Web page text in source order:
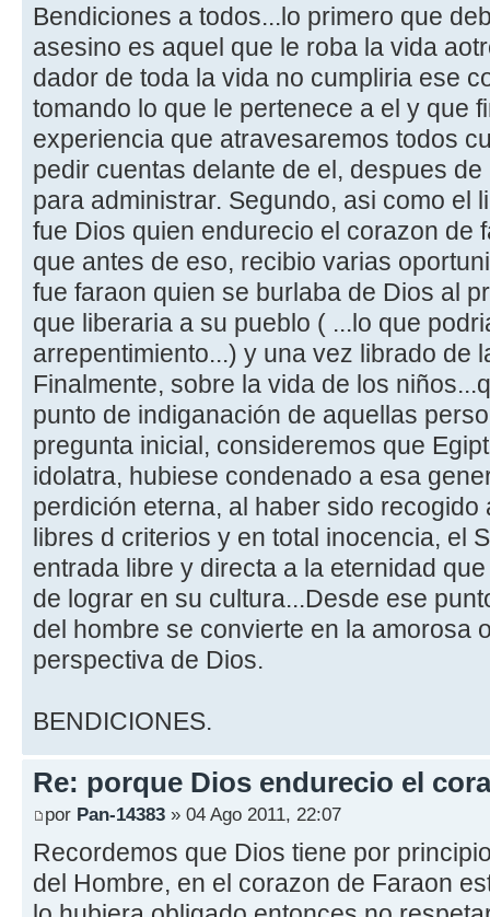
Bendiciones a todos...lo primero que
asesino es aquel que le roba la vida
dador de toda la vida no cumpliria ese
tomando lo que le pertenece a el y que
experiencia que atravesaremos todos
pedir cuentas delante de el, despues
para administrar. Segundo, asi como el
fue Dios quien endurecio el corazon de
que antes de eso, recibio varias
fue faraon quien se burlaba de Dios al
que liberaria a su pueblo ( ...lo que
arrepentimiento...) y una vez librado de
Finalmente, sobre la vida de los
punto de indiganación de aquellas
pregunta inicial, consideremos que
idolatra, hubiese condenado a esa
perdición eterna, al haber sido recogido
libres d criterios y en total inocencia, el
entrada libre y directa a la eternidad
de lograr en su cultura...Desde ese
del hombre se convierte en la amorosa
perspectiva de Dios.
BENDICIONES.
Re: porque Dios endurecio el
por Pan-14383 » 04 Ago 2011, 22:07
Recordemos que Dios tiene por
del Hombre, en el corazon de Faraon